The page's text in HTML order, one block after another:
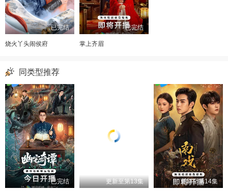
已完结
烧火丫头闹侯府
已完结
掌上齐眉
同类型推荐
已完结 更新至第13集 更新至第14集